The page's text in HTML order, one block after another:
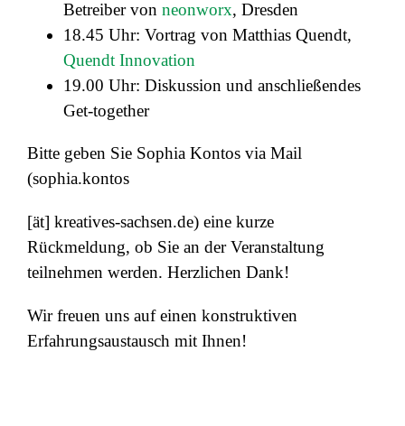
Betreiber von neonworx, Dresden
18.45 Uhr: Vortrag von Matthias Quendt,
Quendt Innovation
19.00 Uhr: Diskussion und anschließendes
Get-together
Bitte geben Sie Sophia Kontos via Mail
(sophia.kontos
[ät] kreatives-sachsen.de) eine kurze
Rückmeldung, ob Sie an der Veranstaltung
teilnehmen werden. Herzlichen Dank!
Wir freuen uns auf einen konstruktiven
Erfahrungsaustausch mit Ihnen!